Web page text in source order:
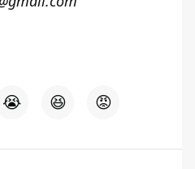
😭 😆 😡